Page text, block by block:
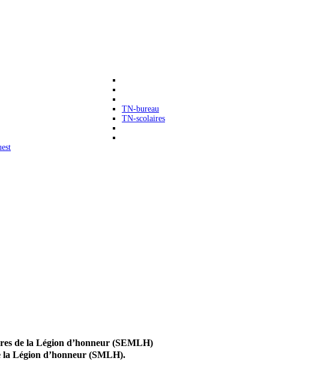
TN-bureau
TN-scolaires
de la Légion d’honneur (SEMLH)
la Légion d’honneur (SMLH).